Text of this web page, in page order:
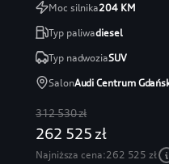
Moc silnika204KM
Typ paliwadiesel
Typ nadwoziaSUV
SalonAudi Centrum
312 530 zł
262 525 zł
Najniższa cena:262 525 zł